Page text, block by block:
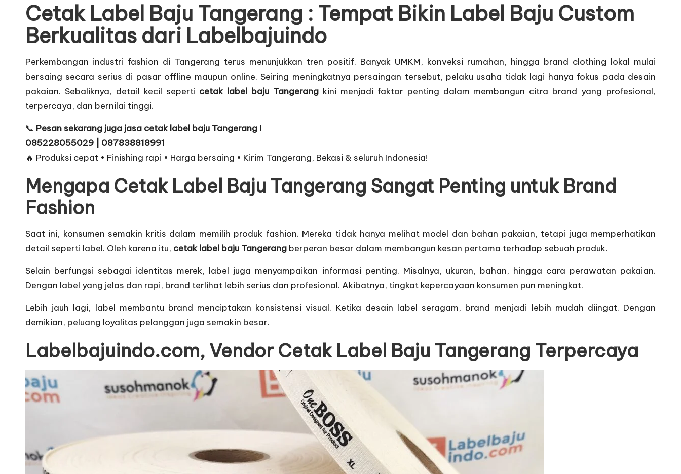
Cetak Label Baju Tangerang : Tempat Bikin Label Baju Custom
Berkualitas dari Labelbajuindo
Perkembangan industri fashion di Tangerang terus menunjukkan tren positif. Banyak UMKM, konveksi rumahan, hingga brand clothing lokal mulai
bersaing secara serius di pasar offline maupun online. Seiring meningkatnya persaingan tersebut, pelaku usaha tidak lagi hanya fokus pada desain
pakaian. Sebaliknya, detail kecil seperti cetak label baju Tangerang kini menjadi faktor penting dalam membangun citra brand yang profesional,
terpercaya, dan bernilai tinggi.
📞 Pesan sekarang juga jasa cetak label baju Tangerang !
085228055029 | 087838818991
🔥 Produksi cepat • Finishing rapi • Harga bersaing • Kirim Tangerang, Bekasi & seluruh Indonesia!
Mengapa Cetak Label Baju Tangerang Sangat Penting untuk Brand
Fashion
Saat ini, konsumen semakin kritis dalam memilih produk fashion. Mereka tidak hanya melihat model dan bahan pakaian, tetapi juga memperhatikan
detail seperti label. Oleh karena itu, cetak label baju Tangerang berperan besar dalam membangun kesan pertama terhadap sebuah produk.
Selain berfungsi sebagai identitas merek, label juga menyampaikan informasi penting. Misalnya, ukuran, bahan, hingga cara perawatan pakaian.
Dengan label yang jelas dan rapi, brand terlihat lebih serius dan profesional. Akibatnya, tingkat kepercayaan konsumen pun meningkat.
Lebih jauh lagi, label membantu brand menciptakan konsistensi visual. Ketika desain label seragam, brand menjadi lebih mudah diingat. Dengan
demikian, peluang loyalitas pelanggan juga semakin besar.
Labelbajuindo.com, Vendor Cetak Label Baju Tangerang Terpercaya